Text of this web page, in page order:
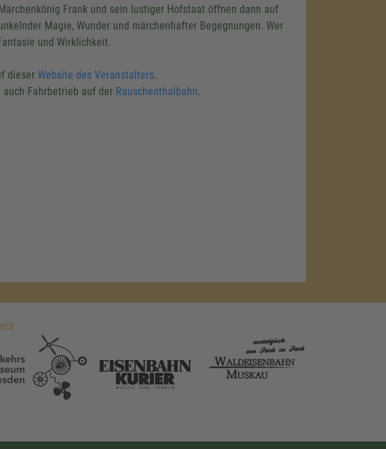
Frank und sein lustiger Hofstaat öffnen dann auf
Magie, Wunder und märchenhafter Begegnungen. Wer
und Wirklichkeit.
dieser Website des Veranstalters.
Fahrbetrieb auf der Rauschenthalbahn.